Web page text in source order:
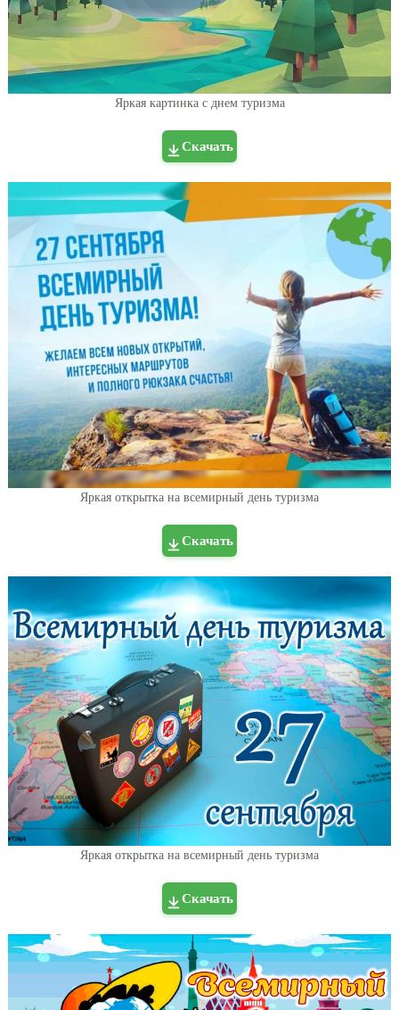
Яркая картинка с днем туризма
Скачать
Яркая открытка на всемирный день туризма
Скачать
Яркая открытка на всемирный день туризма
Скачать